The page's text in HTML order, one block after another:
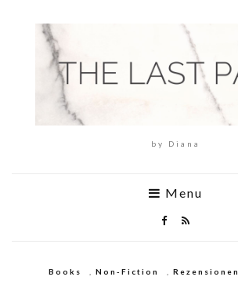
by Diana
Menu
Books Non-Fiction Rezensionen